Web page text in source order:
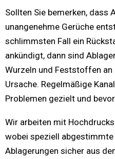
Sollten Sie bemerken, dass
unangenehme Gerüche
schlimmsten Fall ein
ankündigt, dann sind
Wurzeln und Feststoffen
Ursache. Regelmäßige
Problemen gezielt und
Wir arbeiten mit
wobei speziell
Ablagerungen sicher aus